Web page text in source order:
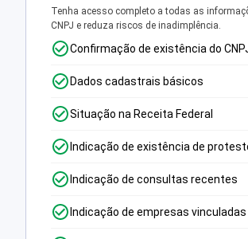
Tenha acesso completo a todas as
CNPJ e reduza riscos de inadimplência.
Confirmação de existência do
Dados cadastrais básicos
Situação na Receita Federal
Indicação de existência de
Indicação de consultas recentes
Indicação de empresas vinculadas